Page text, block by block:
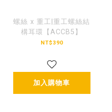
螺絲 x 重工|重工螺絲結
構耳環【ACCB5】
NT$390
加入購物車